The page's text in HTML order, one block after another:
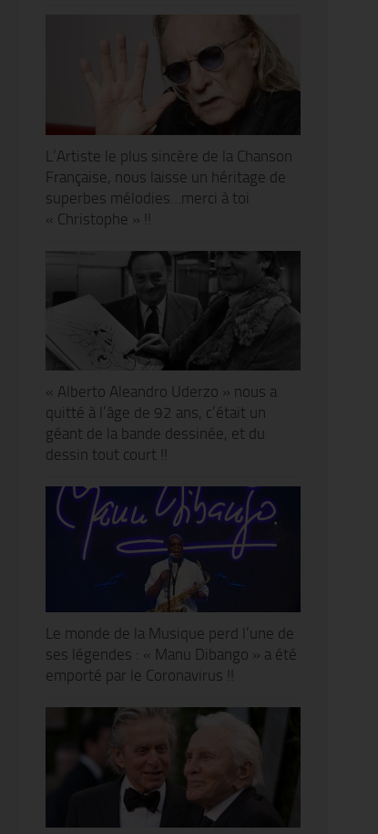
L’Artiste le plus sincère de la Chanson
Française, nous laisse un héritage de
superbes mélodies…merci à toi
« Christophe » !!
« Alberto Aleandro Uderzo » nous a
quitté à l’âge de 92 ans, c’était un
géant de la bande dessinée, et du
dessin tout court !!
Le monde de la Musique perd l’une de
ses légendes : « Manu Dibango » a été
emporté par le Coronavirus !!